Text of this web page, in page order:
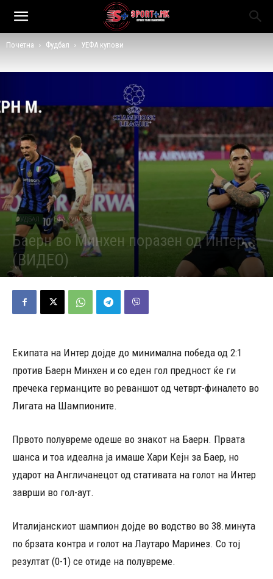
Почетна Фудбал УЕФА купови
ФУДБАЛ УЕФА КУПОВИ
Баерн во Минхен поразен од Интер
(ВИДЕО)
Објавено од Андреј Велјаноски - 08/04/2025 364
Екипата на Интер дојде до минимална победа од 2:1
против Баерн Минхен и со еден гол предност ќе ги
пречека германците во реваншот од четврт-финалето во
Лигата на Шампионите.
Првото полувреме одеше во знакот на Баерн. Првата
шанса и тоа идеална ја имаше Хари Кејн за Баер, но
ударот на Англичанецот од стативата на голот на Интер
заврши во гол-аут.
Италијанскиот шампион дојде во водство во 38.минута
по брзата контра и голот на Лаутаро Маринез. Со тој
резултат (0-1) се отиде на полувреме.